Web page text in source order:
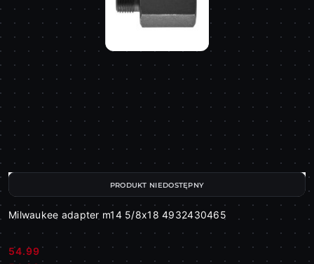
Milwaukee adapter m14 5/8x18 4932430465
54.99
PRODUKT NIEDOSTĘPNY